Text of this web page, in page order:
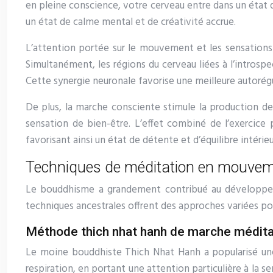
en pleine conscience, votre cerveau entre dans un
un état de calme mental et de créativité accrue.
L’attention portée sur le mouvement et les
Simultanément, les régions du cerveau liées à
Cette synergie neuronale favorise une meilleure
De plus, la marche consciente stimule la production
sensation de bien-être. L’effet combiné de
favorisant ainsi un état de détente et d’équilibre
Techniques de méditation en
Le bouddhisme a grandement contribué au
techniques ancestrales offrent des approches variées
Méthode thich nhat hanh de marche
Le moine bouddhiste Thich Nhat Hanh a popularisé
respiration, en portant une attention particulière à la